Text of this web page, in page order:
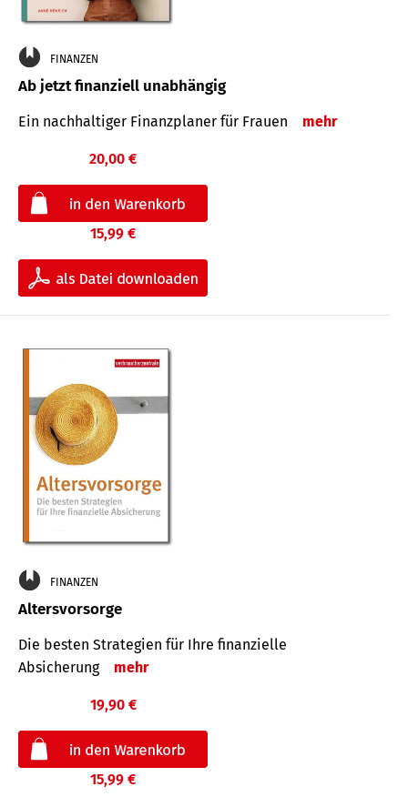
FINANZEN
Ab jetzt finanziell unabhängig
Ein nachhaltiger Finanzplaner für Frauen mehr
20,00 €
15,99 €
FINANZEN
Altersvorsorge
Die besten Strategien für Ihre finanzielle
Absicherung
mehr
19,90 €
15,99 €